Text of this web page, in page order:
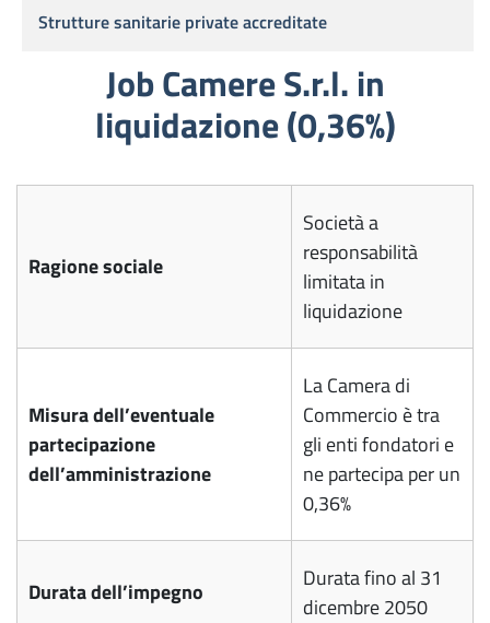
Job Camere S.r.l. in
liquidazione (0,36%)
Ragione sociale
Società a
responsabilità
limitata in
liquidazione
Misura dell’eventuale
partecipazione
dell’amministrazione
La Camera di
Commercio è tra
gli enti fondatori e
ne partecipa per un
0,36%
Durata dell’impegno
Durata fino al 31
dicembre 2050
Strutture sanitarie private accreditate